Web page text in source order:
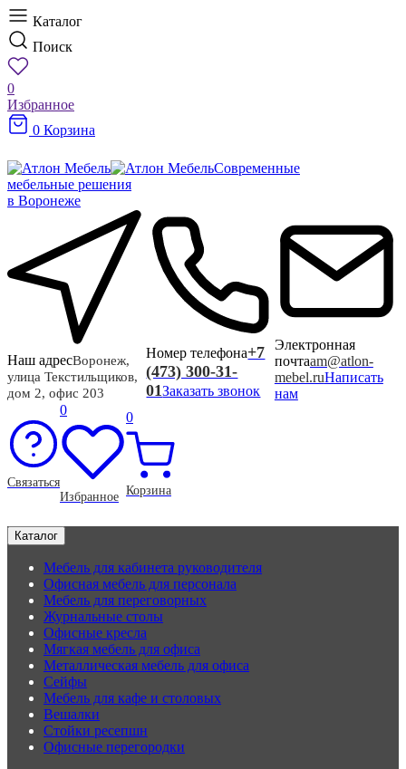
Каталог
Поиск
0
Избранное
0 Корзина
Современные
мебельные решения
в Воронеже
Наш адресВоронеж,
улица Текстильщиков,
дом 2, офис 203
Номер телефона+7
(473) 300-31-
01Заказать звонок
Электронная
почтаam@atlon-
mebel.ruНаписать
нам
Связаться
0
Избранное
0
Корзина
Каталог
Мебель для кабинета руководителя
Офисная мебель для персонала
Мебель для переговорных
Журнальные столы
Офисные кресла
Мягкая мебель для офиса
Металлическая мебель для офиса
Сейфы
Мебель для кафе и столовых
Вешалки
Стойки ресепшн
Офисные перегородки